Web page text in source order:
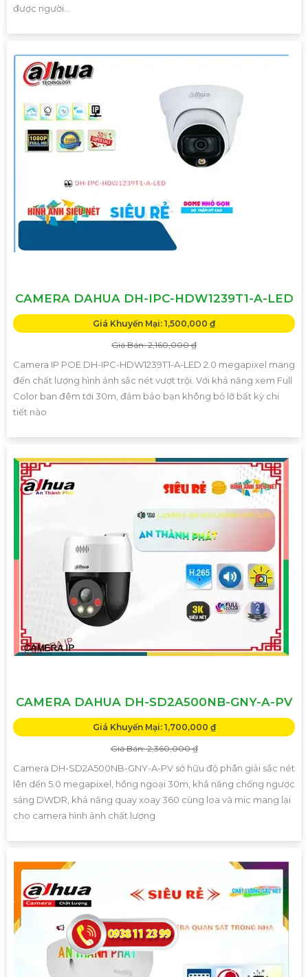
được người...
CAMERA DAHUA DH-IPC-HDW1239T1-A-LED
Giá Khuyến Mại: 1,500,000 ₫
Giá Bán: 2,160,000 ₫
Camera IP POE DH-IPC-HDW1239T1-A-LED 2.0 megapixel mang
đến chất lượng hình ảnh sắc nét vượt trội. Với khả năng xem Full
Color ban đêm tới 30m, đảm bảo bạn không bỏ lỡ bất kỳ chi
tiết nào
CAMERA DAHUA DH-SD2A500NB-GNY-A-PV
Giá Khuyến Mại: 1,700,000 ₫
Giá Bán: 2,360,000 ₫
Camera DH-SD2A500NB-GNY-A-PV sở hữu độ phân giải sắc nét
lên dến 5.0 megapixel, hồng ngoại 30m, khẳ năng chống ngược
sáng DWDR, khả năng quay xoay 360 cùng loa và mic mang lại
cho camera hình ảnh chất lượng